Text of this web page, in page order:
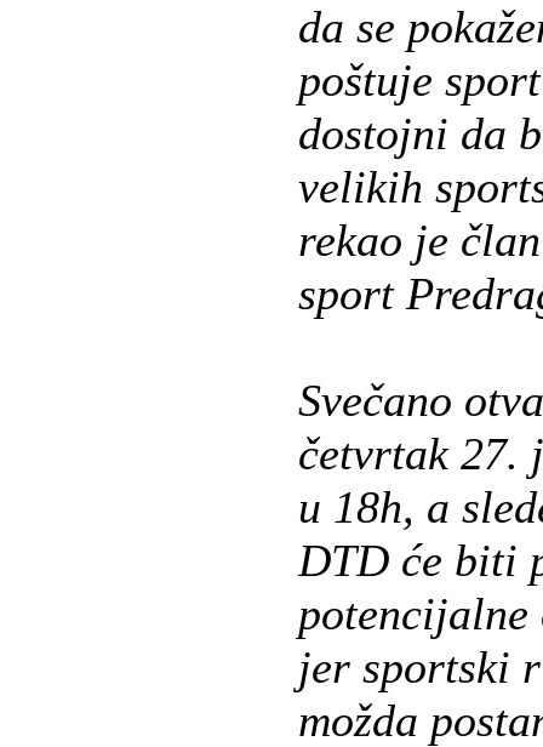
da se
poštuje
dostojni da
velikih
rekao je
sport
Svečano
četvrtak 27.
u 18h, a
DTD će biti
jer sportski
možda